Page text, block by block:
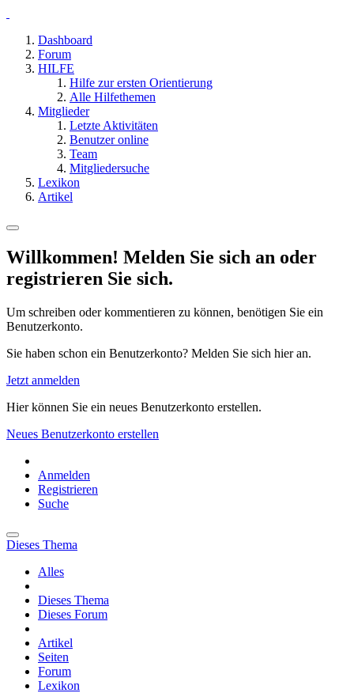
Dashboard
Forum
HILFE
Hilfe zur ersten Orientierung
Alle Hilfethemen
Mitglieder
Letzte Aktivitäten
Benutzer online
Team
Mitgliedersuche
Lexikon
Artikel
Willkommen! Melden Sie sich an oder
registrieren Sie sich.
Um schreiben oder kommentieren zu können, benötigen Sie ein
Benutzerkonto.
Sie haben schon ein Benutzerkonto? Melden Sie sich hier an.
Jetzt anmelden
Hier können Sie ein neues Benutzerkonto erstellen.
Neues Benutzerkonto erstellen
Anmelden
Registrieren
Suche
Dieses Thema
Alles
Dieses Thema
Dieses Forum
Artikel
Seiten
Forum
Lexikon